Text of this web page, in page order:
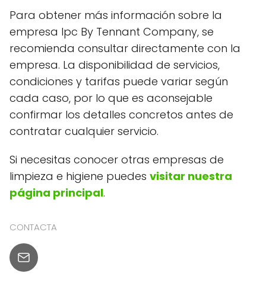
Para obtener más información sobre la
empresa Ipc By Tennant Company, se
recomienda consultar directamente con la
empresa. La disponibilidad de servicios,
condiciones y tarifas puede variar según
cada caso, por lo que es aconsejable
confirmar los detalles concretos antes de
contratar cualquier servicio.
Si necesitas conocer otras empresas de
limpieza e higiene puedes visitar nuestra
página principal.
CONTACTA